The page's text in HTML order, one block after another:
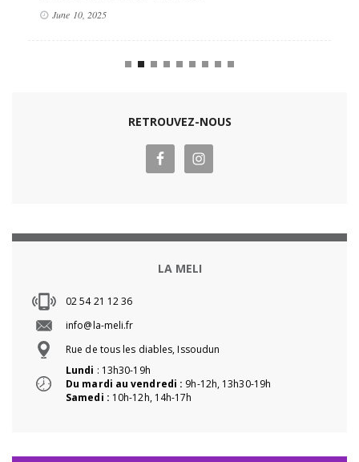
June 10, 2025
RETROUVEZ-NOUS
LA MELI
02 54 21 12 36
info@la-meli.fr
Rue de tous les diables, Issoudun
Lundi : 13h30-19h
Du mardi au vendredi : 9h-12h, 13h30-19h
Samedi : 10h-12h, 14h-17h